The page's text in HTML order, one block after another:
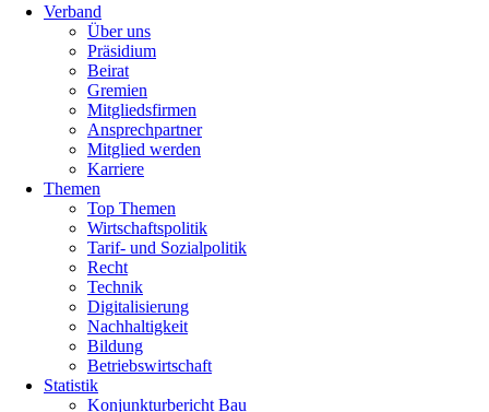
Verband
Über uns
Präsidium
Beirat
Gremien
Mitgliedsfirmen
Ansprechpartner
Mitglied werden
Karriere
Themen
Top Themen
Wirtschaftspolitik
Tarif- und Sozialpolitik
Recht
Technik
Digitalisierung
Nachhaltigkeit
Bildung
Betriebswirtschaft
Statistik
Konjunkturbericht Bau